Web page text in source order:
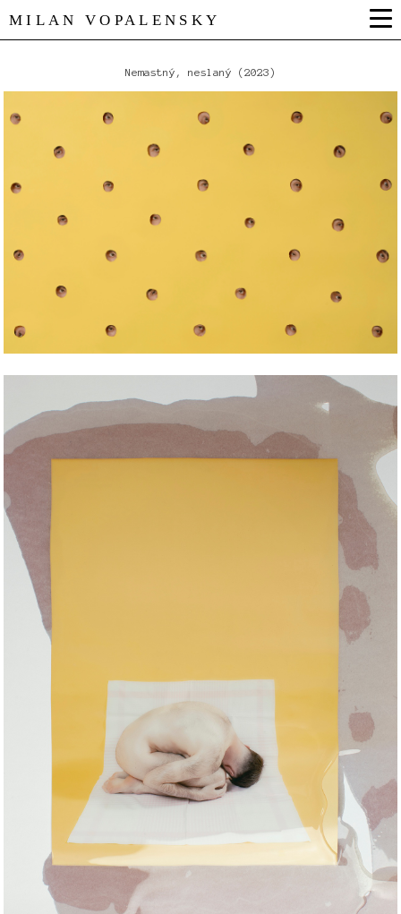
MILAN VOPALENSKY
Nemastný, neslaný (2023)